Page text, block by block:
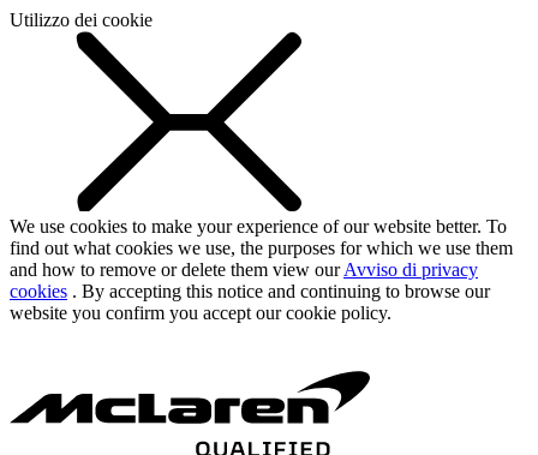
Utilizzo dei cookie
We use cookies to make your experience of our website better. To
find out what cookies we use, the purposes for which we use them
and how to remove or delete them view ourAvviso di privacy
cookies . By accepting this notice and continuing to browse our
website you confirm you accept our cookie policy.